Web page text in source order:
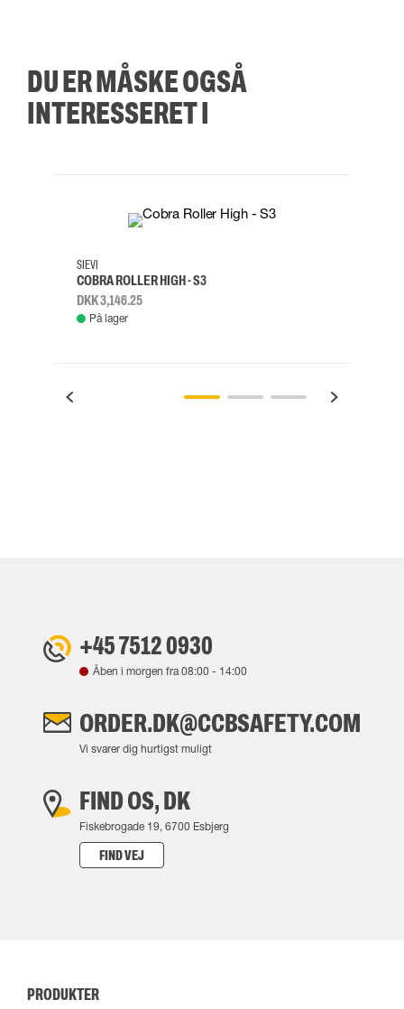
DU ER MÅSKE OGSÅ
INTERESSERET I
38
SIEVI
COBRA ROLLER HIGH - S3
DKK 3,146.25
På lager
+45 7512 0930
Åben i morgen fra08:00 - 14:00
ORDER.DK@CCBSAFETY.COM
Vi svarer dig hurtigst muligt
FIND OS, DK
Fiskebrogade 19, 6700 Esbjerg
FIND VEJ
PRODUKTER